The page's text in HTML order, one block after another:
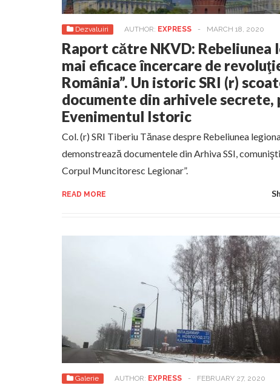
Dezvaluiri AUTHOR: EXPRESS - MARCH 18, 2020
Raport către NKVD: Rebeliunea
mai eficace încercare de
România”. Un istoric SRI (r)
documente din arhivele secrete,
Evenimentul Istoric
Col. (r) SRI Tiberiu Tănase despre Rebeliunea
demonstrează documentele din Arhiva SSI,
Corpul Muncitoresc Legionar”.
READ MORE
Galerie AUTHOR: EXPRESS - FEBRUARY 27, 2020